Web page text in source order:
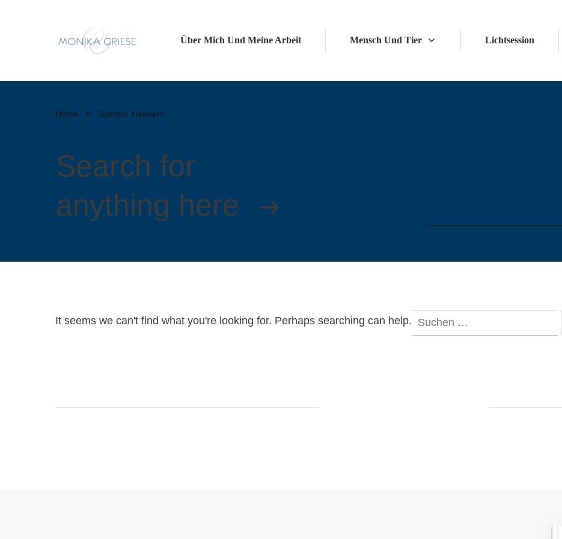
Über Mich Und Meine Arbeit Mensch Und Tier Lichtsession
Home // Symbol: Headers
Search for
anything here
It seems we can't find what you're looking for. Perhaps searching can help. Suchen